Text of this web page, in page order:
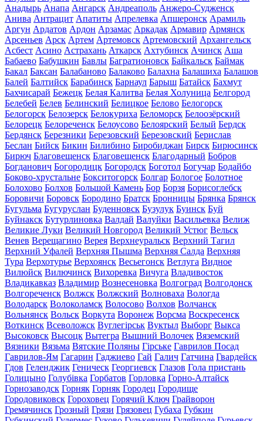
Анадырь Анапа Ангарск Андреаполь Анжеро-Судженск
Анива Антрацит Апатиты Апрелевка Апшеронск Арамиль
Аргун Ардатов Ардон Арзамас Аркадак Армавир Армянск
Арсеньев Арск Артем Артемовск Артемовский Архангельск
Асбест Асино Астрахань Аткарск Ахтубинск Ачинск Аша
Бабаево Бабушкин Бавлы Багратионовск Байкальск Баймак
Бакал Баксан Балабаново Балаково Балахна Балашиха Балашов
Балей Балтийск Барабинск Барнаул Барыш Батайск Бахмут
Бахчисарай Бежецк Белая Калитва Белая Холуница Белгород
Белебей Белев Белинский Белицкое Белово Белогорск
Белогорск Белозерск Белокуриха Беломорск Белоозёрский
Белорецк Белореченск Белоусово Белоярский Белый Бердск
Бердянск Березники Березовский Березовский Берислав
Беслан Бийск Бикин Билибино Биробиджан Бирск Бирюсинск
Бирюч Благовещенск Благовещенск Благодарный Бобров
Богданович Богородицк Богородск Боготол Богучар Бодайбо
Боково-хрустальне Бокситогорск Болгар Бологое Болотное
Болохово Болхов Большой Камень Бор Борзя Борисоглебск
Боровичи Боровск Бородино Братск Бронницы Брянка Брянск
Бугульма Бугуруслан Буденновск Бузулук Буинск Буй
Буйнакск Бутурлиновка Валдай Валуйки Васильевка Велиж
Великие Луки Великий Новгород Великий Устюг Вельск
Венев Верещагино Верея Верхнеуральск Верхний Тагил
Верхний Уфалей Верхняя Пышма Верхняя Салда Верхняя
Тура Верхотурье Верхоянск Весьегонск Ветлуга Видное
Вилюйск Вилючинск Вихоревка Вичуга Владивосток
Владикавказ Владимир Вознесеновка Волгоград Волгодонск
Волгореченск Волжск Волжский Волноваха Вологда
Володарск Волоколамск Волосово Волхов Волчанск
Вольнянск Вольск Воркута Воронеж Ворсма Воскресенск
Воткинск Всеволожск Вуглегірськ Вуктыл Выборг Выкса
Высоковск Высоцк Вытегра Вышний Волочек Вяземский
Вязники Вязьма Вятские Поляны Гірське Гаврилов Посад
Гаврилов-Ям Гагарин Гаджиево Гай Галич Гатчина Гвардейск
Гдов Геленджик Геническ Георгиевск Глазов Гола пристань
Голицыно Голубівка Горбатов Горловка Горно-Алтайск
Горнозаводск Горняк Горняк Городец Городище
Городовиковск Гороховец Горячий Ключ Грайворон
Гремячинск Грозный Грязи Грязовец Губаха Губкин